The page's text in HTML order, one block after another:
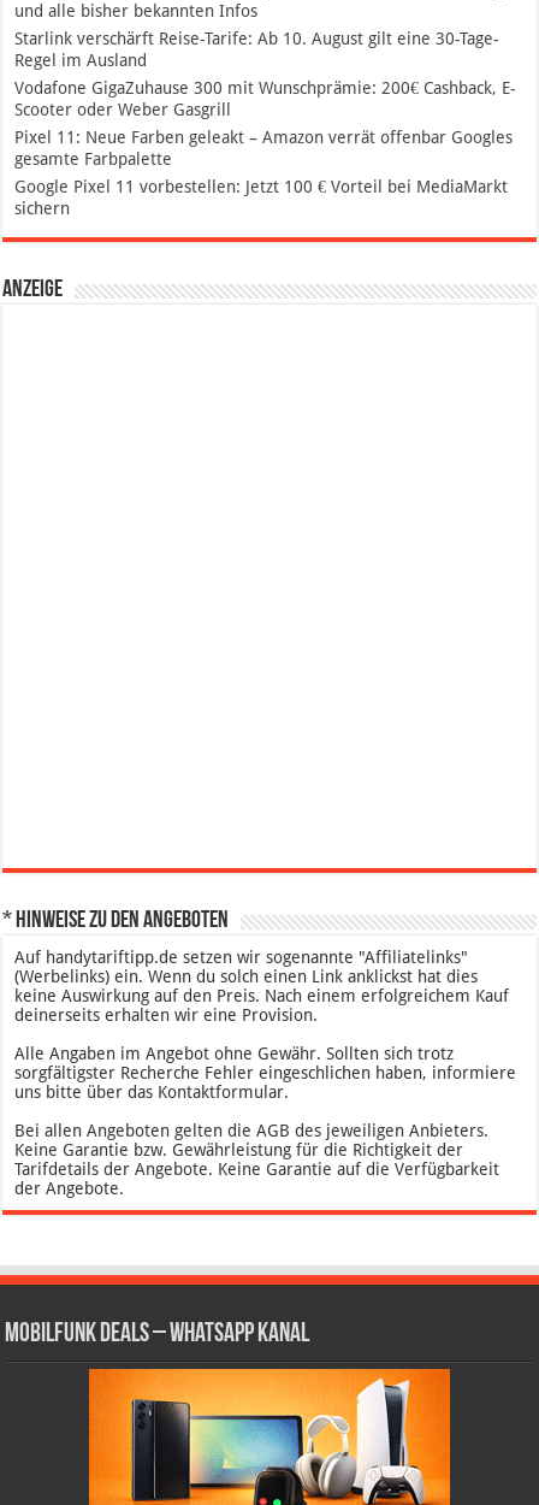
und alle bisher bekannten Infos
Starlink verschärft Reise-Tarife: Ab 10. August gilt eine 30-Tage-
Regel im Ausland
Vodafone GigaZuhause 300 mit Wunschprämie: 200€ Cashback, E-
Scooter oder Weber Gasgrill
Pixel 11: Neue Farben geleakt – Amazon verrät offenbar Googles
gesamte Farbpalette
Google Pixel 11 vorbestellen: Jetzt 100 € Vorteil bei MediaMarkt
sichern
Anzeige
* Hinweise zu den Angeboten
Auf handytariftipp.de setzen wir sogenannte "Affiliatelinks"
(Werbelinks) ein. Wenn du solch einen Link anklickst hat dies
keine Auswirkung auf den Preis. Nach einem erfolgreichem Kauf
deinerseits erhalten wir eine Provision.
Alle Angaben im Angebot ohne Gewähr. Sollten sich trotz
sorgfältigster Recherche Fehler eingeschlichen haben, informiere
uns bitte über das Kontaktformular.
Bei allen Angeboten gelten die AGB des jeweiligen Anbieters.
Keine Garantie bzw. Gewährleistung für die Richtigkeit der
Tarifdetails der Angebote. Keine Garantie auf die Verfügbarkeit
der Angebote.
Mobilfunk Deals – WhatsApp Kanal